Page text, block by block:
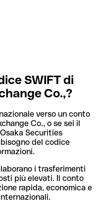
SWIFT di
Co.,?
verso un conto
Co., o se sei il
Securities
del codice
i trasferimenti
più elevati. Il conto
rapida, economica e